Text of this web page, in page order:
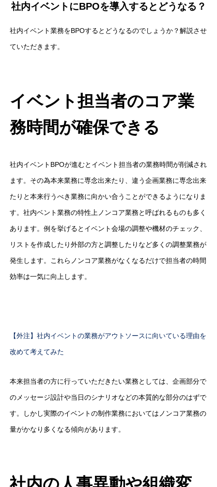
社内イベントにBPOを導入するとどうなる？
社内イベント業務をBPOするとどうなるのでしょうか？解説させ
ていただきます。
イベント担当者のコア業
務時間が確保できる
社内イベントBPOが進むとイベント担当者の業務時間が削減され
ます。その為本来業務に専念出来たり、違う企画業務に専念出来
たりと本来行うべき業務に向かい合うことができるようになりま
す。社内ベント業務の特性上ノンコア業務と呼ばれるものも多く
あります。例を挙げるとイベント会場の調整や機材のチェック、
リストを作成したり外部の方と調整したりなど多くの調整業務が
発生します。これらノンコア業務がなくなるだけで担当者の時間
効率は一気に向上します。
【外注】社内イベントの業務がアウトソースに向いている理由を
改めて考えてみた
本来担当者の方に行っていただきたい業務としては、企画部分で
のメッセージ設計や当日のシナリオなどの本質的な部分のはずで
す。しかし実際のイベントの制作業務においてはノンコア業務の
量がかなり多くなる傾向があります。